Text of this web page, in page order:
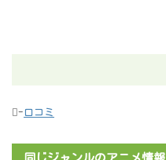
- 口コミ